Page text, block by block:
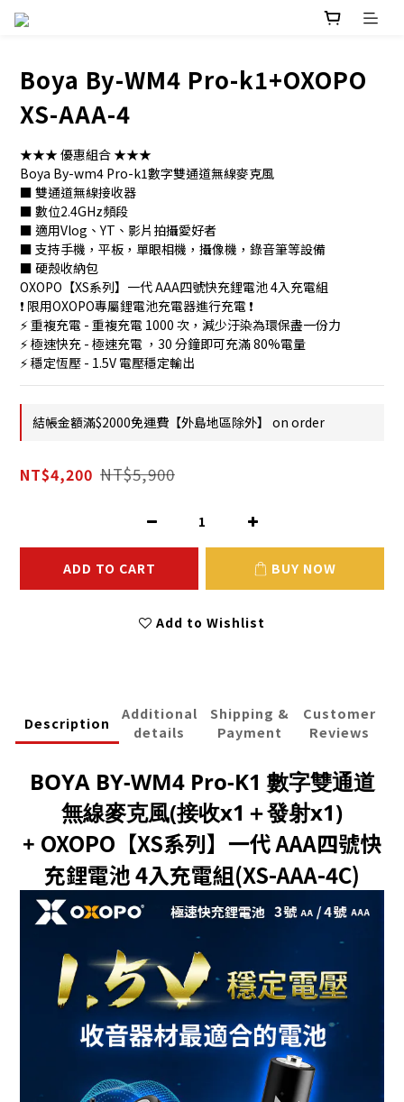
Boya By-WM4 Pro-k1+OXOPO
XS-AAA-4
★★★ 優惠組合 ★★★
Boya By-wm4 Pro-k1數字雙通道無線麥克風
■ 雙通道無線接收器
■ 數位2.4GHz頻段
■ 適用Vlog、YT、影片拍攝愛好者
■ 支持手機，平板，單眼相機，攝像機，錄音筆等設備
■ 硬殼收納包
OXOPO【XS系列】一代 AAA四號快充鋰電池 4入充電組
❗ 限用OXOPO專屬鋰電池充電器進行充電 ❗
⚡ 重複充電 - 重複充電 1000 次，減少汙染為環保盡一份力
⚡ 極速快充 - 極速充電 ，30 分鐘即可充滿 80%電量
⚡ 穩定恆壓 - 1.5V 電壓穩定輸出
結帳金額滿$2000免運費【外島地區除外】 on order
NT$4,200 NT$5,900
ADD TO CART BUY NOW
Add to Wishlist
Description
Additional
details
Shipping &
Payment
Customer
Reviews
BOYA BY-WM4 Pro-K1 數字雙通道
無線麥克風(接收x1＋發射x1)
+ OXOPO【XS系列】一代 AAA四號快
充鋰電池 4入充電組(XS-AAA-4C)